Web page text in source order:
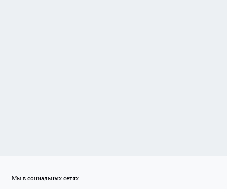
Мы в социальных сетях